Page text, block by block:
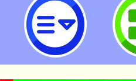
施計畫」1份，
立瑞坪國民中學